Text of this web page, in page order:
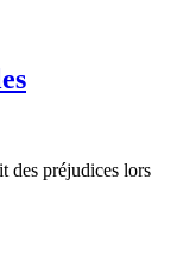
des préjudices lors